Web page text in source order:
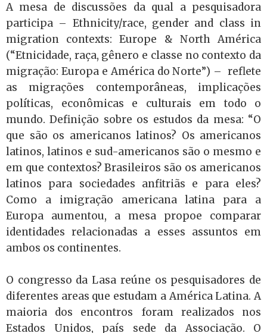
A mesa de discussões da qual a pesquisadora
participa – Ethnicity/race, gender and class in
migration contexts: Europe & North América
(“Etnicidade, raça, gênero e classe no contexto da
migração: Europa e América do Norte”) – reflete
as migrações contemporâneas, implicações
políticas, econômicas e culturais em todo o
mundo. Definição sobre os estudos da mesa: “O
que são os americanos latinos? Os americanos
latinos, latinos e sud-americanos são o mesmo e
em que contextos? Brasileiros são os americanos
latinos para sociedades anfitriãs e para eles?
Como a imigração americana latina para a
Europa aumentou, a mesa propoe comparar
identidades relacionadas a esses assuntos em
ambos os continentes.
O congresso da Lasa reúne os pesquisadores de
diferentes areas que estudam a América Latina. A
maioria dos encontros foram realizados nos
Estados Unidos, país sede da Associação. O